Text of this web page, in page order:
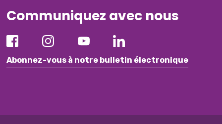
Communiquez avec nous
Abonnez-vous à notre bulletin électronique